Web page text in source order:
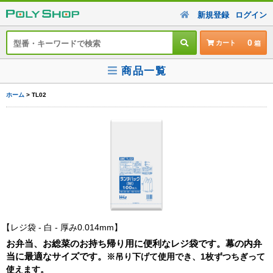
新規登録 ログイン
カート 0
商品一覧
ホーム > TL02
レジ袋 - 白 - 厚み0.014mm
お弁当、お総菜のお持ち帰り用に便利なレジ袋です。幕の内弁
当に最適なサイズです。
※吊り下げて使用でき、1枚ずつちぎって
使えます。